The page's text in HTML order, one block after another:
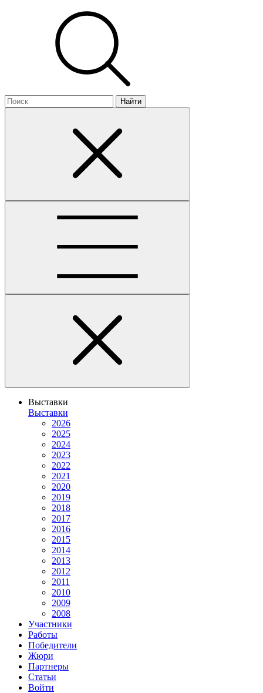
Найти
Выставки
Выставки
2026
2025
2024
2023
2022
2021
2020
2019
2018
2017
2016
2015
2014
2013
2012
2011
2010
2009
2008
Участники
Работы
Победители
Жюри
Партнеры
Статьи
Войти